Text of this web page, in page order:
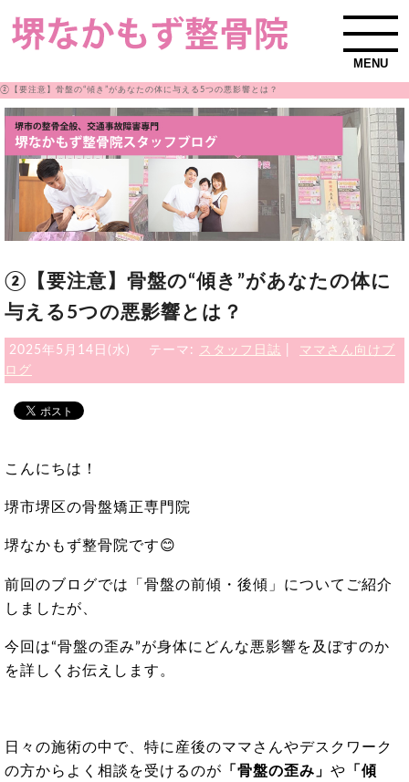
MENU
②【要注意】骨盤の“傾き”があなたの体に与える5つの悪影響とは？
②【要注意】骨盤の“傾き”があなたの体に
与える5つの悪影響とは？
2025年5月14日(水) テーマ: スタッフ日誌
ママさん向けブ
ログ
こんにちは！
堺市堺区の骨盤矯正専門院
堺なかもず整骨院です😊
前回のブログでは「骨盤の前傾・後傾」についてご紹介
しましたが、
今回は“骨盤の歪み”が身体にどんな悪影響を及ぼすのか
を詳しくお伝えします。
日々の施術の中で、特に産後のママさんやデスクワーク
の方からよく相談を受けるのが 「骨盤の歪み」 や 「傾